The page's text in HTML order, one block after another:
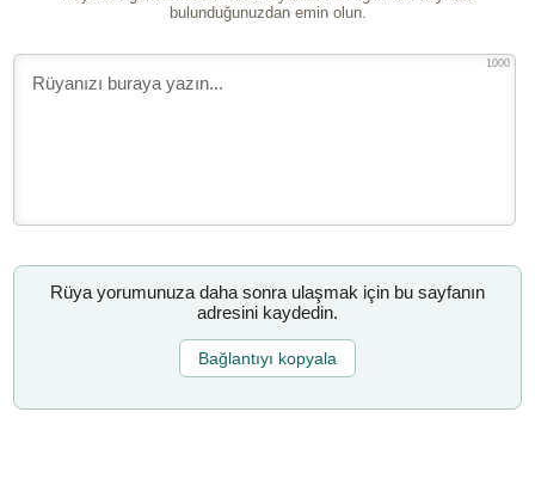
bulunduğunuzdan emin olun.
1000
Rüya yorumunuza daha sonra ulaşmak için bu sayfanın
adresini kaydedin.
Bağlantıyı kopyala